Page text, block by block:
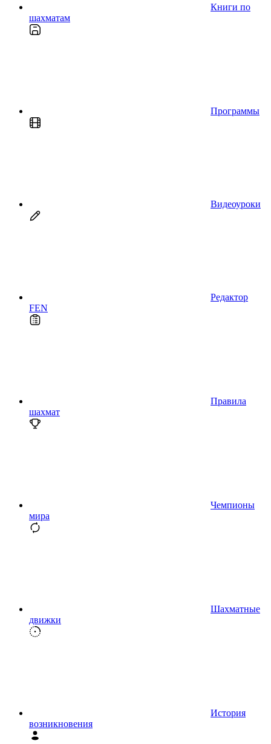
Книги по
шахматам
Программы
Видеоуроки
Редактор
FEN
Правила
шахмат
Чемпионы
мира
Шахматные
движки
История
возникновения